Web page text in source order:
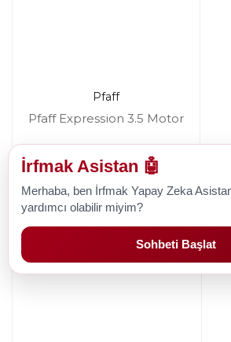
Pfaff
Pfaff Expression 3.5 Motor
2.378,68 TL
İrfmak Asistan 🤖
Merhaba, ben İrfmak Yapay Zeka
yardımcı olabilir miyim?
Sohbeti Başlat